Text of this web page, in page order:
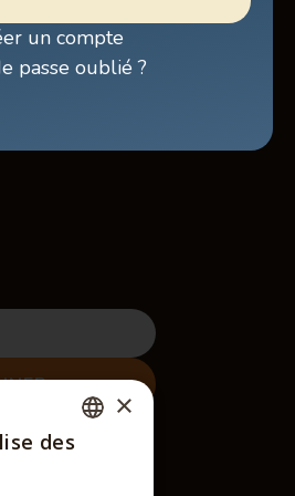
un compte
passe oublié ?
×
des